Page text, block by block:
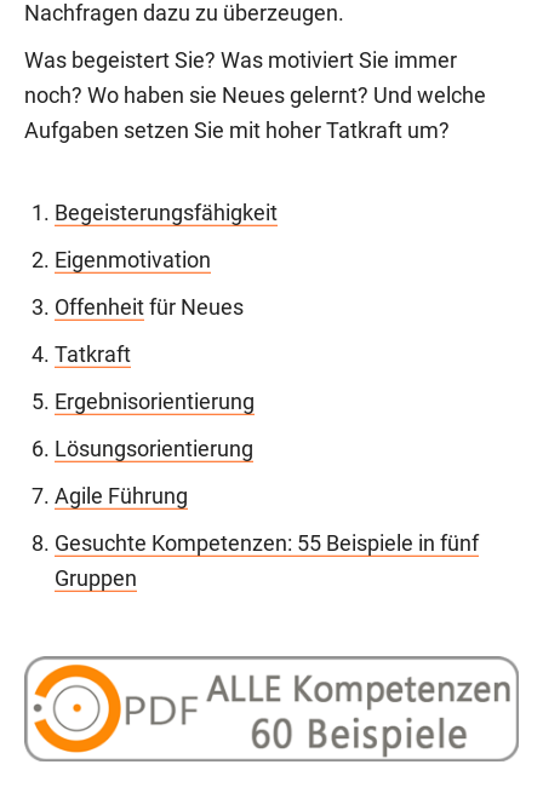
Nachfragen dazu zu überzeugen.
Was begeistert Sie? Was motiviert Sie immer
noch? Wo haben sie Neues gelernt? Und welche
Aufgaben setzen Sie mit hoher Tatkraft um?
Begeisterungsfähigkeit
Eigenmotivation
Offenheit für Neues
Tatkraft
Ergebnisorientierung
Lösungsorientierung
Agile Führung
Gesuchte Kompetenzen: 55 Beispiele in fünf
Gruppen